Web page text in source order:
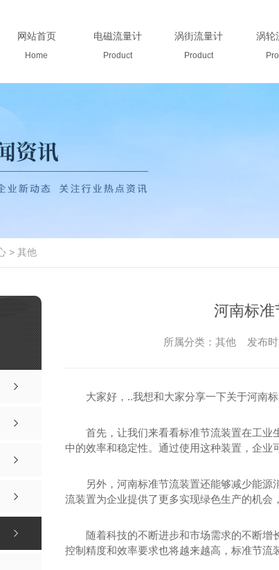
网站首页
Home
电磁流量计
Product
涡街流量计
Product
涡轮
> 其他
河南标
所属分类：其他 发布
大家好，..我想和大家分享一下关于河南
首先，让我们来看看标准节流装置在工业
中的效率和稳定性。通过使用这种装置，企业
另外，河南标准节流装置还能够减少能
流装置为企业提供了更多实现绿色生产的机会
随着科技的不断进步和市场需求的不断
控制精度和效率要求也将越来越高，标准节流